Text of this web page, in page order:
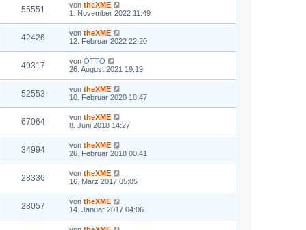
55551 von theXME
1. November 2022 11:49
42426 von theXME
12. Februar 2022 22:20
49317 von OTTO
26. August 2021 19:19
52553 von theXME
10. Februar 2020 18:47
67064 von theXME
8. Juni 2018 14:27
34994 von theXME
26. Februar 2018 00:41
28336 von theXME
16. März 2017 05:05
28057 von theXME
14. Januar 2017 04:06